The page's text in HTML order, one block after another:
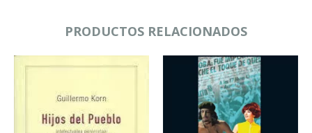
PRODUCTOS RELACIONADOS